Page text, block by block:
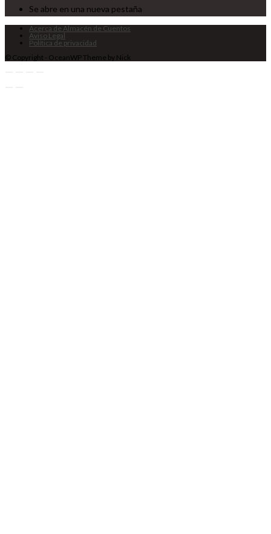
Se abre en una nueva pestaña
Acerca de Almacén de Cuentos
Aviso Legal
Política de privacidad
© Copyright - OceanWP Theme by Nick